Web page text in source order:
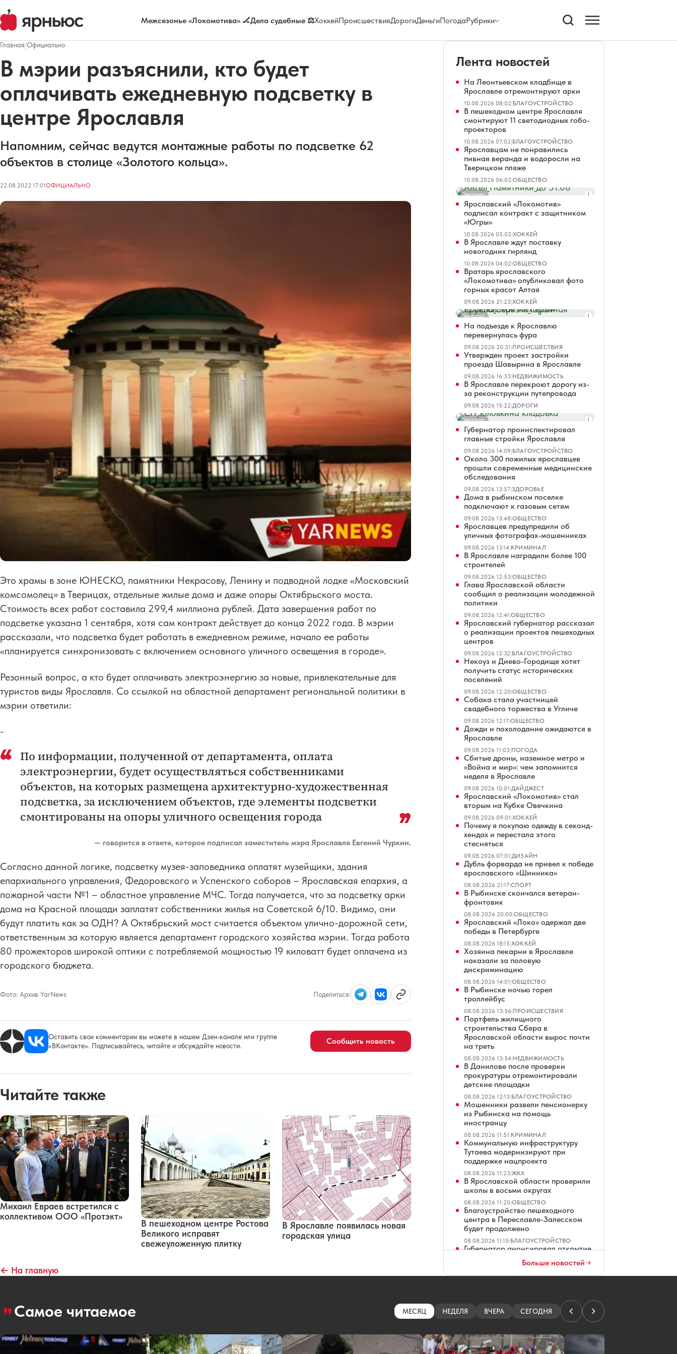
Межсезонье «Локомотива» 🏒Дела судебные ⚖️ХоккейПроисшествияДорогиДеньгиПогодаРубрики
Главная/Официально
В мэрии разъяснили, кто будет
оплачивать ежедневную подсветку в
центре Ярославля
Напомним, сейчас ведутся монтажные работы по подсветке 62
объектов в столице «Золотого кольца».
22.08.2022 17:01ОФИЦИАЛЬНО
Это храмы в зоне ЮНЕСКО, памятники Некрасову, Ленину и подводной лодке «Московский
комсомолец» в Тверицах, отдельные жилые дома и даже опоры Октябрьского моста.
Стоимость всех работ составила 299,4 миллиона рублей. Дата завершения работ по
подсветке указана 1 сентября, хотя сам контракт действует до конца 2022 года. В мэрии
рассказали, что подсветка будет работать в ежедневном режиме, начало ее работы
«планируется синхронизовать с включением основного уличного освещения в городе».
Резонный вопрос, а кто будет оплачивать электроэнергию за новые, привлекательные для
туристов виды Ярославля. Со ссылкой на областной департамент региональной политики в
мэрии ответили:
-
По информации, полученной от департамента, оплата
электроэнергии, будет осуществляться собственниками
объектов, на которых размещена архитектурно-художественная
подсветка, за исключением объектов, где элементы подсветки
смонтированы на опоры уличного освещения города
— говорится в ответе, которое подписал заместитель мэра Ярославля Евгений Чуркин.
Согласно данной логике, подсветку музея-заповедника оплатят музейщики, здания
епархиального управления, Федоровского и Успенского соборов – Ярославская епархия, а
пожарной части №1 – областное управление МЧС. Тогда получается, что за подсветку арки
дома на Красной площади заплатят собственники жилья на Советской 6/10. Видимо, они
будут платить как за ОДН? А Октябрьский мост считается объектом улично-дорожной сети,
ответственным за которую является департамент городского хозяйства мэрии. Тогда работа
80 прожекторов широкой оптики с потребляемой мощностью 19 киловатт будет оплачена из
городского бюджета.
Фото: Архив YarNews Поделиться:
Оставить свои комментарии вы можете в нашем Дзен-канале или группе
«ВКонтакте». Подписывайтесь, читайте и обсуждайте новости.
Сообщить новость
Читайте также
Михаил Евраев встретился с
коллективом ООО «Протэкт»
В пешеходном центре Ростова
Великого исправят
свежеуложенную плитку
В Ярославле появилась новая
городская улица
← На главную
Лента новостей
На Леонтьевском кладбище в
Ярославле отремонтируют арки
10.08.2026 08:02|БЛАГОУСТРОЙСТВО
В пешеходном центре Ярославля
смонтируют 11 светодиодных гобо-
проекторов
10.08.2026 07:02|БЛАГОУСТРОЙСТВО
Ярославцам не понравились
пивная веранда и водоросли на
Тверицком пляже
10.08.2026 06:02|ОБЩЕСТВО
Реклама
Ярославский «Локомотив»
подписал контракт с защитником
«Югры»
10.08.2026 05:02|ХОККЕЙ
В Ярославле ждут поставку
новогодних гирлянд
10.08.2026 04:02|ОБЩЕСТВО
Вратарь ярославского
«Локомотива» опубликовал фото
горных красот Алтая
09.08.2026 21:23|ХОККЕЙ
Реклама
На подъезде к Ярославлю
перевернулась фура
09.08.2026 20:31|ПРОИСШЕСТВИЯ
Утвержден проект застройки
проезда Шавырина в Ярославле
09.08.2026 16:33|НЕДВИЖИМОСТЬ
В Ярославле перекроют дорогу из-
за реконструкции путепровода
09.08.2026 15:22|ДОРОГИ
Реклама
Губернатор проинспектировал
главные стройки Ярославля
09.08.2026 14:09|БЛАГОУСТРОЙСТВО
Около 300 пожилых ярославцев
прошли современные медицинские
обследования
09.08.2026 13:57|ЗДОРОВЬЕ
Дома в рыбинском поселке
подключают к газовым сетям
09.08.2026 13:48|ОБЩЕСТВО
Ярославцев предупредили об
уличных фотографах-мошенниках
09.08.2026 13:14|КРИМИНАЛ
В Ярославле наградили более 100
строителей
09.08.2026 12:53|ОБЩЕСТВО
Глава Ярославской области
сообщил о реализации молодежной
политики
09.08.2026 12:41|ОБЩЕСТВО
Ярославский губернатор рассказал
о реализации проектов пешеходных
центров
09.08.2026 12:32|БЛАГОУСТРОЙСТВО
Некоуз и Диево-Городище хотят
получить статус исторических
поселений
09.08.2026 12:20|ОБЩЕСТВО
Собака стала участницей
свадебного торжества в Угличе
09.08.2026 12:17|ОБЩЕСТВО
Дожди и похолодание ожидаются в
Ярославле
09.08.2026 11:03|ПОГОДА
Сбитые дроны, наземное метро и
«Война и мир»: чем запомнится
неделя в Ярославле
09.08.2026 10:01|ДАЙДЖЕСТ
Ярославский «Локомотив» стал
вторым на Кубке Овечкина
09.08.2026 09:01|ХОККЕЙ
Почему я покупаю одежду в секонд-
хендах и перестала этого
стесняться
09.08.2026 07:01|ДИЗАЙН
Дубль форварда не привел к победе
ярославского «Шинника»
08.08.2026 21:17|СПОРТ
В Рыбинске скончался ветеран-
фронтовик
08.08.2026 20:00|ОБЩЕСТВО
Ярославский «Локо» одержал две
победы в Петербурге
08.08.2026 18:15|ХОККЕЙ
Хозяина пекарни в Ярославле
наказали за половую
дискриминацию
08.08.2026 14:01|ОБЩЕСТВО
В Рыбинске ночью горел
троллейбус
08.08.2026 13:56|ПРОИСШЕСТВИЯ
Портфель жилищного
строительства Сбера в
Ярославской области вырос почти
на треть
08.08.2026 13:54|НЕДВИЖИМОСТЬ
В Данилове после проверки
прокуратуры отремонтировали
детские площадки
08.08.2026 12:13|БЛАГОУСТРОЙСТВО
Мошенники развели пенсионерку
из Рыбинска на помощь
иностранцу
08.08.2026 11:51|КРИМИНАЛ
Коммунальную инфраструктуру
Тутаева модернизируют при
поддержке нацпроекта
08.08.2026 11:23|ЖКХ
В Ярославской области проверили
школы в восьми округах
08.08.2026 11:20|ОБЩЕСТВО
Благоустройство пешеходного
центра в Переславле-Залесском
будет продолжено
08.08.2026 11:15|БЛАГОУСТРОЙСТВО
Губернатор анонсировал открытие
в Переславле центров гемодиализа
08.08.2026 11:06 ОФИЦИАЛЬНО
Почти 300 спортсменов и
тренеров-ярославцев получат
выплаты за достижения
08.08.2026 11:01|СПОРТ
Больше новостей
Самое читаемое МЕСЯЦ НЕДЕЛЯ ВЧЕРА СЕГОДНЯ